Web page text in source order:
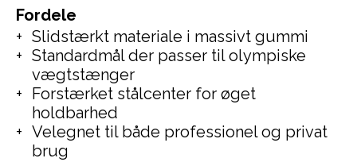
Fordele
Slidstærkt materiale i massivt gummi
Standardmål der passer til olympiske
vægtstænger
Forstærket stålcenter for øget
holdbarhed
Velegnet til både professionel og privat
brug